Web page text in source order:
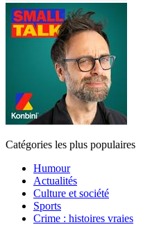
Catégories les plus populaires
Humour
Actualités
Culture et société
Sports
Crime : histoires vraies